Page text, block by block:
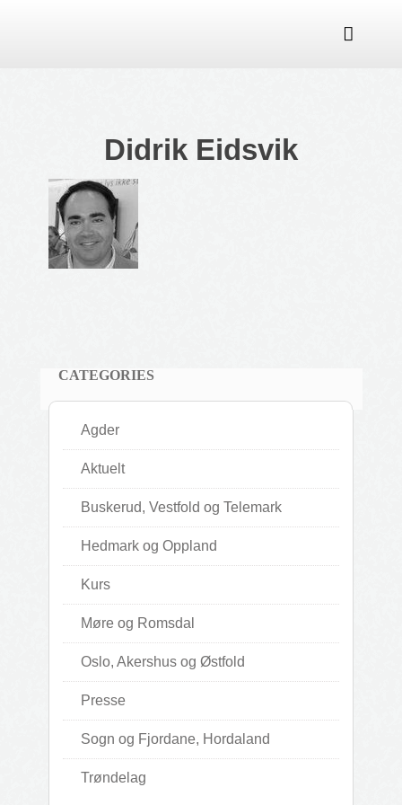

Didrik Eidsvik
CATEGORIES
Agder
Aktuelt
Buskerud, Vestfold og Telemark
Hedmark og Oppland
Kurs
Møre og Romsdal
Oslo, Akershus og Østfold
Presse
Sogn og Fjordane, Hordaland
Trøndelag